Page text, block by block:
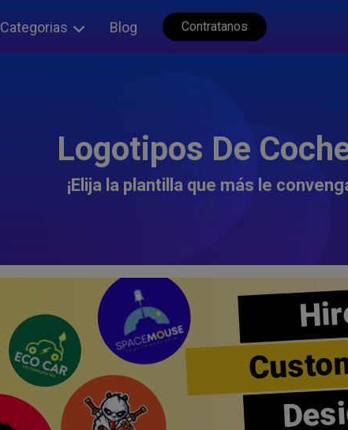
Categorias Blog Contratanos
Logotipos De
¡Elija la plantilla que más le